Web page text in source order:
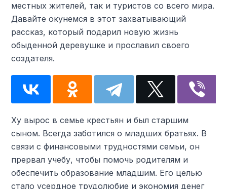
местных жителей, так и туристов со всего мира.
Давайте окунемся в этот захватывающий
рассказ, который подарил новую жизнь
обыденной деревушке и прославил своего
создателя.
Ху вырос в семье крестьян и был старшим
сыном. Всегда заботился о младших братьях. В
связи с финансовыми трудностями семьи, он
прервал учебу, чтобы помочь родителям и
обеспечить образование младшим. Его целью
стало усердное трудолюбие и экономия денег